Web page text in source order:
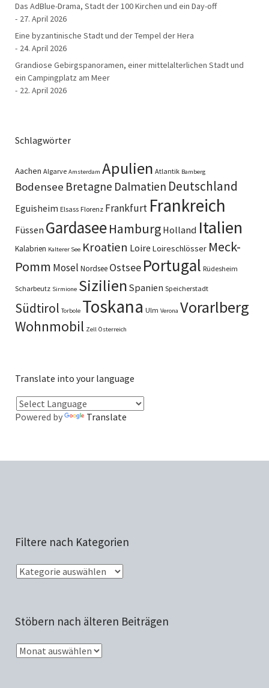
Das AdBlue-Drama, Stadt der 100 Kirchen und ein Day-off
27. April 2026
Eine byzantinische Stadt und der Tempel der Hera
24. April 2026
Grandiose Gebirgspanoramen, einer mittelalterlichen Stadt und
ein Campingplatz am Meer
22. April 2026
Schlagwörter
Aachen Algarve Amsterdam Apulien Atlantik Bamberg
Bodensee Bretagne Dalmatien Deutschland
Eguisheim Elsass Florenz Frankfurt Frankreich
Füssen GardaseeHamburg Holland Italien
Kalabrien Kalterer See Kroatien Loire Loireschlösser Meck-
Pomm Mosel Nordsee Ostsee Portugal Rüdesheim
Scharbeutz Sirmione Sizilien Spanien Speicherstadt
Südtirol Torbole Toskana Ulm Verona Vorarlberg
Wohnmobil Zell Österreich
Translate into your language
Powered by Translate
Filtere nach Kategorien
Stöbern nach älteren Beiträgen